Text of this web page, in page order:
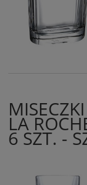
LA
6 SZT. -